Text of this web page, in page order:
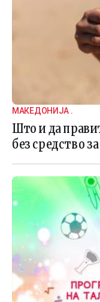
МАКЕДОНИЈА .
Што и да
без средство